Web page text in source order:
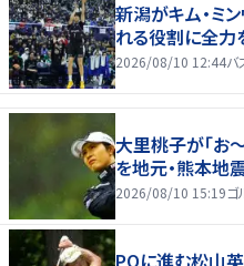
新潟がキム・ミ
れる役割に全力
2026/08/10 12:44バ
大里桃子が「お
を地元・熊本地
2026/08/10 15:19ゴ